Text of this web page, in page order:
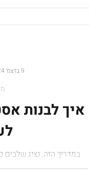
איך לבנות
במדריך הזה, נציג
תוכן מאפס, כך
9 בדצמ׳ 2024